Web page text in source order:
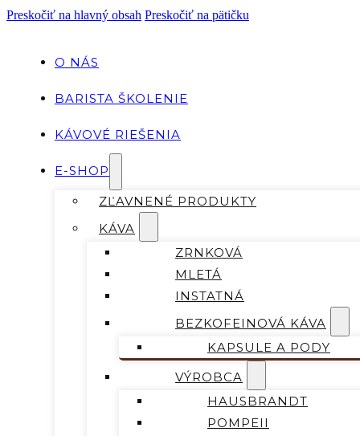
Preskočiť na hlavný obsah Preskočiť na pätičku
O NÁS
BARISTA ŠKOLENIE
KÁVOVÉ RIEŠENIA
E-SHOP
ZĽAVNENÉ PRODUKTY
KÁVA
ZRNKOVÁ
MLETÁ
INSTATNÁ
BEZKOFEINOVÁ KÁVA
KAPSULE A PODY
VÝROBCA
HAUSBRANDT
POMPEII